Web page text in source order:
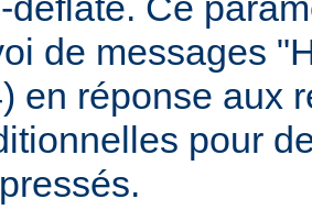
de messages
en réponse aux
pour